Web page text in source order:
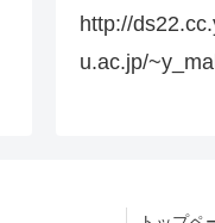
http://
u.ac.jp/